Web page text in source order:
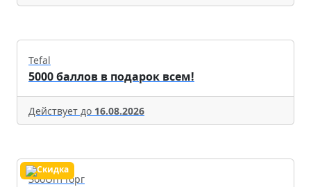
Tefal
5000 баллов в подарок всем!
Действует до 16.08.2026
ЗооОптТорг